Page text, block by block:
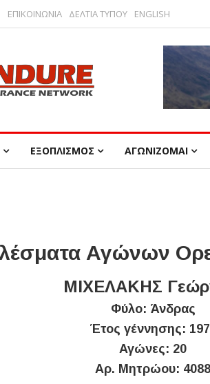
ΕΠΙΚΟΙΝΩΝΙΑ ΔΕΛΤΙΑ ΤΥΠΟΥ ENGLISH
ΕΞΟΠΛΙΣΜΟΣ ΑΓΩΝΙΖΟΜΑΙ
Αγώνων
ΜΙΧΕΛΑΚΗΣ
Φύλο: Άνδρας
Έτος γέννησης:
Αγώνες: 20
Αρ. Μητρώου: 4088